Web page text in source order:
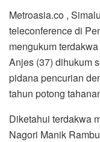
Metroasia.co ,
teleconference di
mengukum
Anjes (37) dihukum
pidana pencurian
tahun potong
Diketahui terdakwa
Nagori Manik